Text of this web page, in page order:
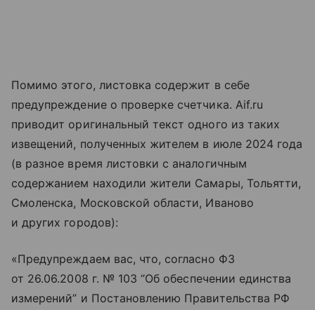
Помимо этого, листовка содержит в себе
предупреждение о проверке счетчика. Aif.ru
приводит оригинальный текст одного из таких
извещений, полученных жителем в июле 2024 года
(в разное время листовки с аналогичным
содержанием находили жители Самары, Тольятти,
Смоленска, Московской области, Иваново
и других городов):
«Предупреждаем вас, что, согласно ФЗ
от 26.06.2008 г. № 103 “Об обеспечении единства
измерений” и Постановлению Правительства РФ